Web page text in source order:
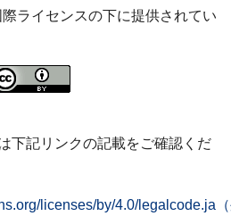
ライセンスの下に提供されてい
下記リンクの記載をご確認くだ
licenses/by/4.0/legalcode.ja